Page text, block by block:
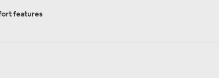
Belastbarkeit - Spitze: 180
features